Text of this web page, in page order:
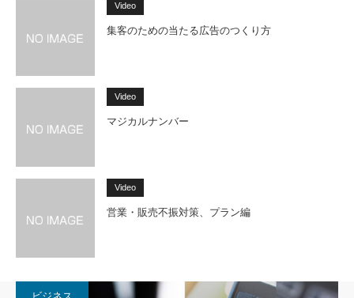
Video
集客のための当たる広告のつくり方
Video
マジカルナンバー
Video
営業・販売不振対策、プラン編